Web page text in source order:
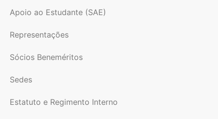
Apoio ao Estudante (SAE)
Representações
Sócios Beneméritos
Sedes
Estatuto e Regimento Interno